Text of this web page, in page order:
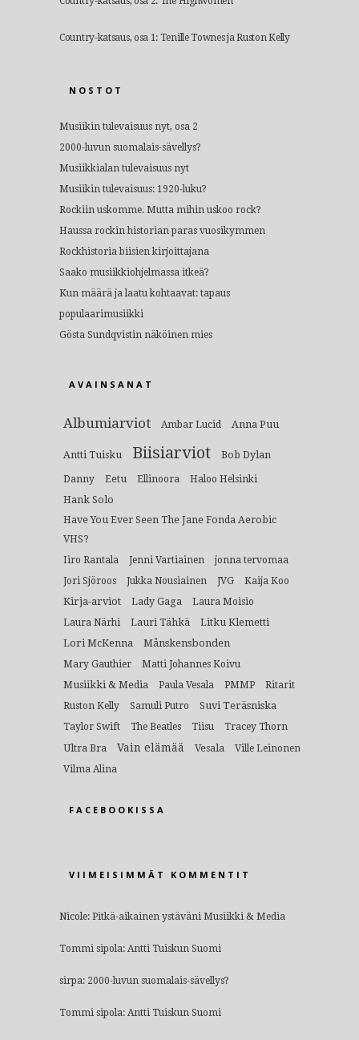
Country-katsaus, osa 1: Tenille Townes ja Ruston Kelly
NOSTOT
Musiikin tulevaisuus nyt, osa 2
2000-luvun suomalais-sävellys?
Musiikkialan tulevaisuus nyt
Musiikin tulevaisuus: 1920-luku?
Rockiin uskomme. Mutta mihin uskoo rock?
Haussa rockin historian paras vuosikymmen
Rockhistoria biisien kirjoittajana
Saako musiikkiohjelmassa itkeä?
Kun määrä ja laatu kohtaavat: tapaus
populaarimusiikki
Gösta Sundqvistin näköinen mies
AVAINSANAT
Albumiarviot Ambar Lucid Anna Puu
Antti Tuisku Biisiarviot Bob Dylan
Danny Eetu Ellinoora Haloo Helsinki
Hank Solo
Have You Ever Seen The Jane Fonda Aerobic
VHS?
Iiro Rantala Jenni Vartiainen
jonna tervomaa
Jori Sjöroos
Jukka Nousiainen JVG Kaija Koo
Kirja-arviot Lady Gaga
Laura Moisio
Laura Närhi
Lauri Tähkä
Litku Klemetti
Lori McKenna
Månskensbonden
Mary Gauthier Matti Johannes Koivu
Musiikki & Media Paula Vesala PMMP
Ritarit
Ruston Kelly
Samuli Putro Suvi Teräsniska
Taylor Swift The Beatles Tiisu Tracey Thorn
Ultra Bra Vain elämää Vesala
Ville Leinonen
Vilma Alina
FACEBOOKISSA
VIIMEISIMMÄT KOMMENTIT
Nicole: Pitkä-aikainen ystäväni Musiikki & Media
Tommi sipola: Antti Tuiskun Suomi
sirpa: 2000-luvun suomalais-sävellys?
Tommi sipola: Antti Tuiskun Suomi